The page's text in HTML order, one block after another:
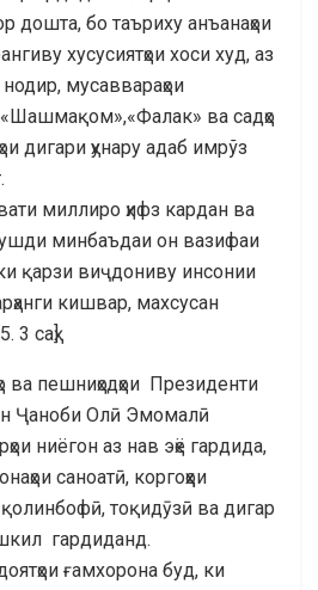
дошта, бо таъриху анъанаҳои
хусусиятҳои хоси худ, аз
мусаввараҳои
ва садҳо
дигари ҳунару адаб имрўз
миллиро ҳифз кардан ва
минбаъдаи он вазифаи
қарзи виҷдониву инсонии
кишвар, махсусан
3 саҳ]
пешниҳодҳои Президенти
Ҷаноби Олӣ Эмомалӣ
ниёгон аз нав эҳё гардида,
саноатӣ, коргоҳҳои
тоқидӯзӣ ва дигар
гардиданд.
ғамхорона буд, ки